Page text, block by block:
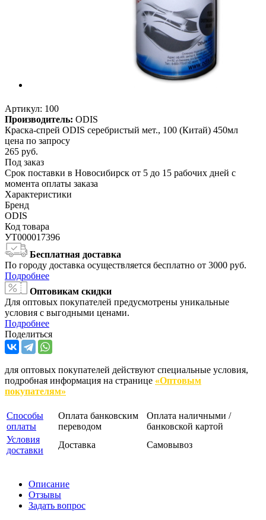
Артикул: 100
Производитель: ODIS
Краска-спрей ODIS серебристый мет., 100 (Китай) 450мл
цена по запросу
265 руб.
Под заказ
Срок поставки в Новосибирск от 5 до 15 рабочих дней с
момента оплаты заказа
Характеристики
Бренд
ODIS
Код товара
УТ000017396
Бесплатная доставка
По городу доставка осуществляется бесплатно от 3000 руб.
Подробнее
Оптовикам скидки
Для оптовых покупателей предусмотрены уникальные
условия с выгодными ценами.
Подробнее
Поделиться
для оптовых покупателей действуют специальные условия,
подробная информация на странице «Оптовым
покупателям»
Способы
оплаты
Оплата банковским
переводом
Оплата наличными /
банковской картой
Условия
доставки
Доставка Самовывоз
Описание
Отзывы
Задать вопрос